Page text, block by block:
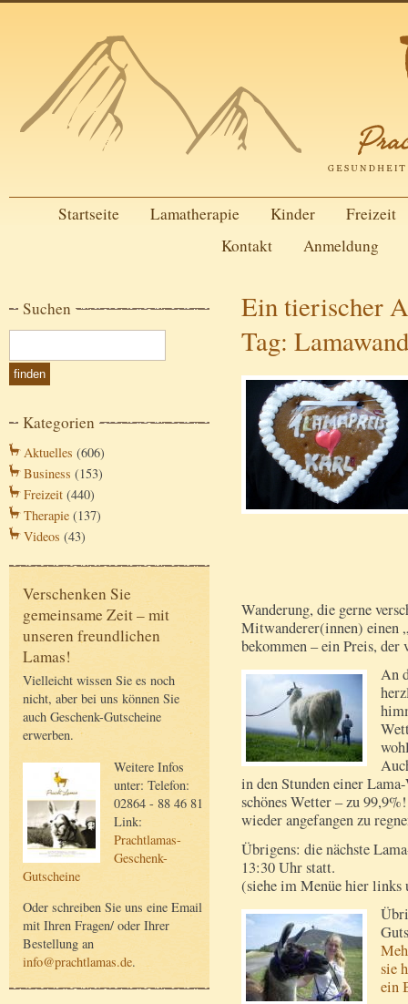
Startseite Lamatherapie Kinder
Freizeit
Kontakt
Anmeldung
Suchen
Kategorien
Aktuelles (606)
Business (153)
Freizeit (440)
Therapie (137)
Videos (43)
Verschenken Sie
gemeinsame Zeit – mit
unseren freundlichen
Lamas!
Vielleicht wissen Sie es noch
nicht, aber bei uns können Sie
auch Geschenk-Gutscheine
erwerben.
Weitere Infos
unter: Telefon:
02864 - 88 46 81
Link:
Prachtlamas-
Geschenk-
Gutscheine
Oder schreiben Sie uns eine Email
mit Ihren Fragen/ oder Ihrer
Bestellung an
info@prachtlamas.de.
Ein tierischer
Tag:
Wanderung, die gerne
Mitwanderer(innen) einen
bekommen – ein Preis, der
An
in den Stunden einer
schönes Wetter – zu
wieder angefangen zu
Übrigens: die nächste
13:30 Uhr statt.
(siehe im Menüe hier links
sie
ein